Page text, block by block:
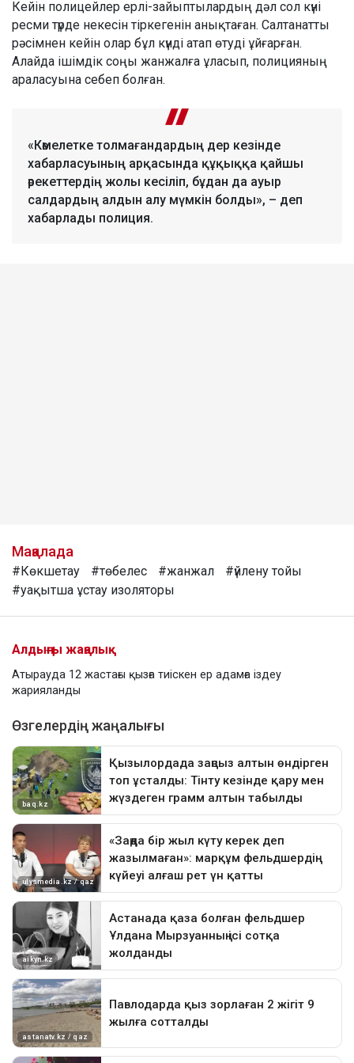
Кейін полицейлер ерлі-зайыптылардың дәл сол күні
ресми түрде некесін тіркегенін анықтаған. Салтанатты
рәсімнен кейін олар бұл күнді атап өтуді ұйғарған.
Алайда ішімдік соңы жанжалға ұласып, полицияның
араласуына себеп болған.
«Кәмелетке толмағандардың дер кезінде
хабарласуының арқасында құқыққа қайшы
әрекеттердің жолы кесіліп, бұдан да ауыр
салдардың алдын алу мүмкін болды», – деп
хабарлады полиция.
Мақалада
#Көкшетау #төбелес #жанжал
#үйлену тойы
#уақытша ұстау изоляторы
Алдыңғы жаңалық
Атырауда 12 жастағы қызға тиіскен ер адамға іздеу
жарияланды